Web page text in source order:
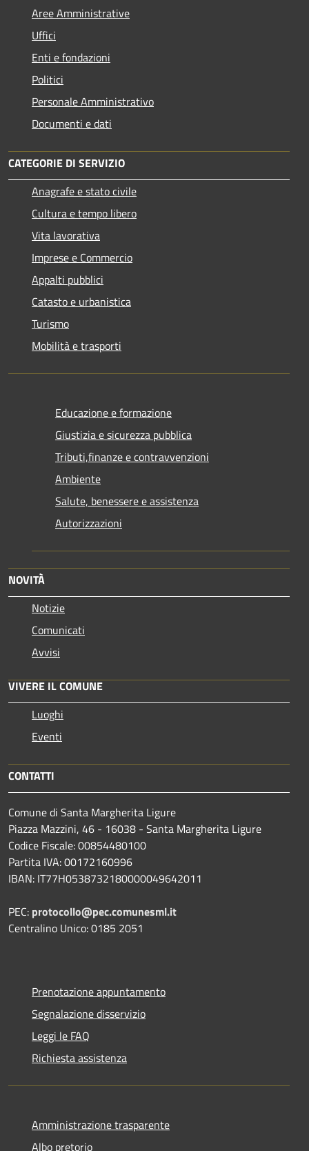
Aree Amministrative
Uffici
Enti e fondazioni
Politici
Personale Amministrativo
Documenti e dati
CATEGORIE DI SERVIZIO
Anagrafe e stato civile
Cultura e tempo libero
Vita lavorativa
Imprese e Commercio
Appalti pubblici
Catasto e urbanistica
Turismo
Mobilità e trasporti
Educazione e formazione
Giustizia e sicurezza pubblica
Tributi,finanze e contravvenzioni
Ambiente
Salute, benessere e assistenza
Autorizzazioni
NOVITÀ
Notizie
Comunicati
Avvisi
VIVERE IL COMUNE
Luoghi
Eventi
CONTATTI
Comune di Santa Margherita Ligure
Piazza Mazzini, 46 - 16038 - Santa Margherita Ligure
Codice Fiscale: 00854480100
Partita IVA: 00172160996
IBAN: IT77H0538732180000049642011
PEC: protocollo@pec.comunesml.it
Centralino Unico: 0185 2051
Prenotazione appuntamento
Segnalazione disservizio
Leggi le FAQ
Richiesta assistenza
Amministrazione trasparente
Albo pretorio